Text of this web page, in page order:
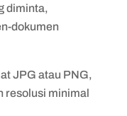
diminta,
dokumen
JPG atau PNG,
resolusi minimal